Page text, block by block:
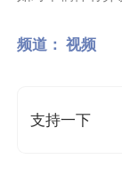
频道： 视频
支持一下